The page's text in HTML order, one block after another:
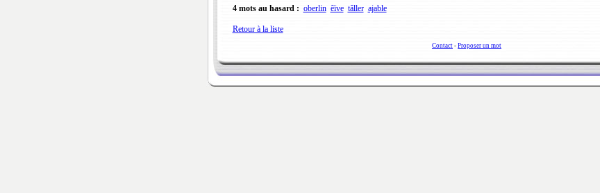
4 mots au hasard : oberlin êïve tâller ajable
Retour à la liste
Contact - Proposer un mot